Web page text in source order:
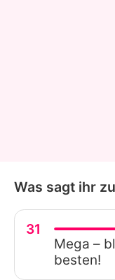
Was sagt ihr
31
Mega –
besten!